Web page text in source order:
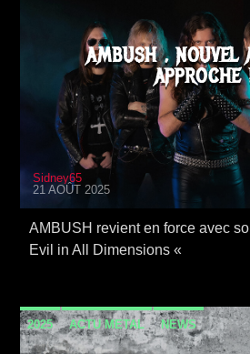
AMBUSH , NOUVEL
APPROCHE
Sidney65
21 AOÛT 2025
AMBUSH revient en force avec
Evil in All Dimensions «
2025 ACTU METAL NEWS